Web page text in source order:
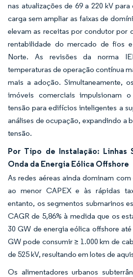
nas atualizações de 69 a 220 kV
carga sem ampliar as faixas de
elevam as receitas por condutor por
rentabilidade do mercado de fios
Norte. As revisões da norma
temperaturas de operação contínua
mais a adoção. Simultaneamente,
imóveis comerciais impulsionam
tensão para edifícios inteligentes a
análises de ocupação, expandindo a
tensão.
Por Tipo de Instalação: Linhas
Onda da Energia Eólica Offshore
As redes aéreas ainda dominam
ao menor CAPEX e às rápidas
entanto, os segmentos submarinos
CAGR de 5,86% à medida que os
30 GW de energia eólica offshore
GW pode consumir ≥ 1.000 km de
de 525 kV, resultando em lotes de
Os alimentadores urbanos